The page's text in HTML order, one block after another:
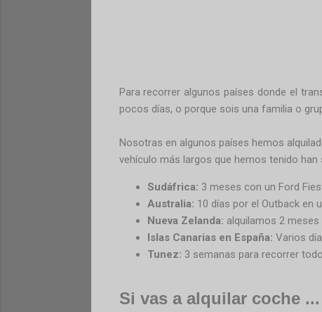
Para recorrer algunos países donde el
pocos días, o porque sois una familia o
Nosotras en algunos países hemos
vehículo más largos que hemos tenido han
Sudáfrica: 3 meses con un Ford
Australia: 10 días por el Outback en
Nueva Zelanda: alquilamos 2
Islas Canarias en España: Varios
Tunez: 3 semanas para recorrer
Si vas a alquilar coche